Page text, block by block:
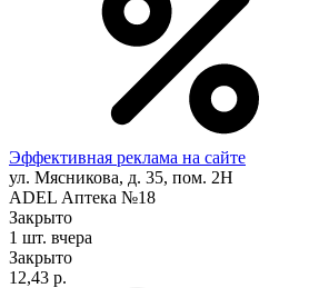
Эффективная реклама на сайте
ул. Мясникова, д. 35, пом. 2Н
ADEL Аптека №18
Закрыто
1 шт. вчера
Закрыто
12,43 р.